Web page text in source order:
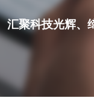
汇聚科技光辉、